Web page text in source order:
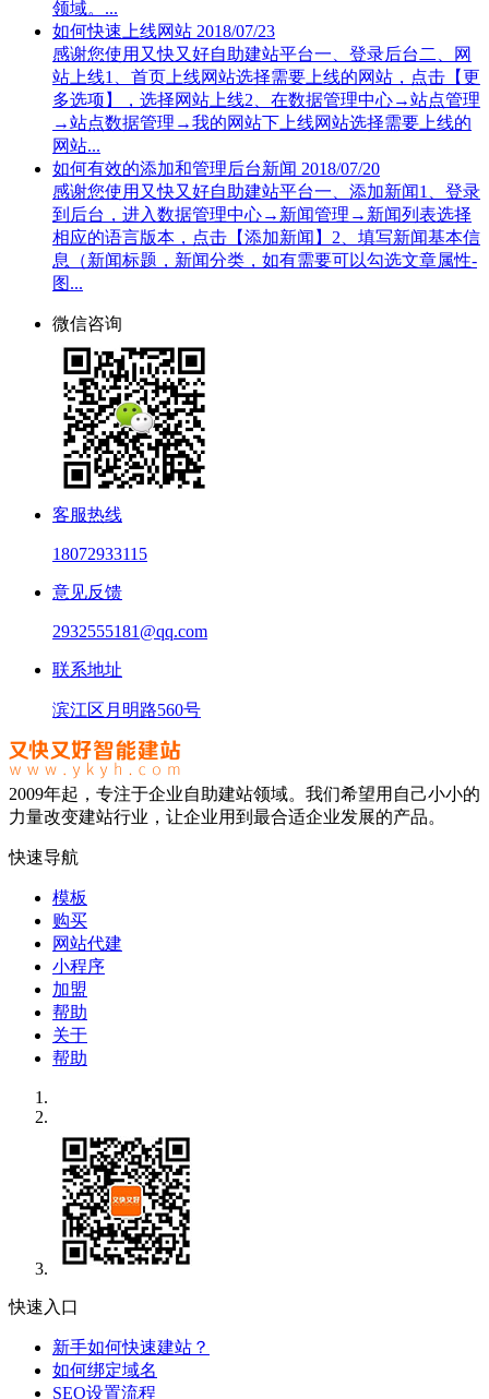
领域。...
如何快速上线网站 2018/07/23
感谢您使用又快又好自助建站平台一、登录后台二、网
站上线1、首页上线网站选择需要上线的网站，点击【更
多选项】，选择网站上线2、在数据管理中心→站点管理
→站点数据管理→我的网站下上线网站选择需要上线的
网站...
如何有效的添加和管理后台新闻 2018/07/20
感谢您使用又快又好自助建站平台一、添加新闻1、登录
到后台，进入数据管理中心→新闻管理→新闻列表选择
相应的语言版本，点击【添加新闻】2、填写新闻基本信
息（新闻标题，新闻分类，如有需要可以勾选文章属性-
图...
微信咨询
客服热线
18072933115
意见反馈
2932555181@qq.com
联系地址
滨江区月明路560号
2009年起，专注于企业自助建站领域。我们希望用自己小小的
力量改变建站行业，让企业用到最合适企业发展的产品。
快速导航
模板
购买
网站代建
小程序
加盟
帮助
关于
帮助
快速入口
新手如何快速建站？
如何绑定域名
SEO设置流程